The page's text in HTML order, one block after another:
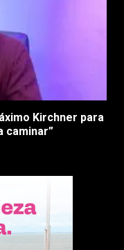
Kirchner para
caminar”